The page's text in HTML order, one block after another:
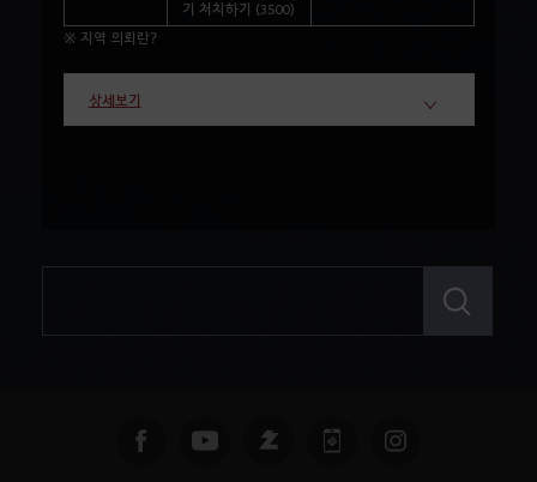
기 처치하기 (3500)
※ 지역 의뢰란?
상세보기